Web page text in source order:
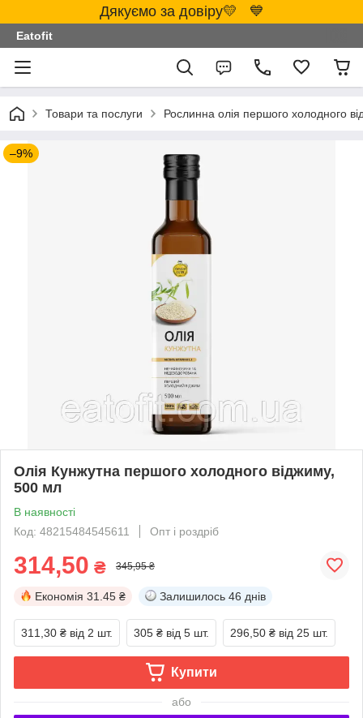
Дякуємо за довіру💛 💙
Eatofit
Товари та послуги Рослинна олія першого холодного
–9%
Олія Кунжутна першого холодного віджиму,
500 мл
В наявності
Код: 48215484545611
Опт і роздріб
314,50 ₴ 345,95 ₴
Економія 31.45 ₴ Залишилось 46 днів
311,30 ₴ від 2 шт. 305 ₴ від 5 шт. 296,50 ₴ від 25 шт.
Купити
або